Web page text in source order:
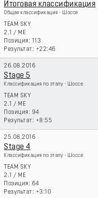
Итоговая классификация
Общая классификация - Шоссе
TEAM SKY
2.1 / ME
113
+22:46
26.08.2016
Stage 5
Классификация по этапу - Шоссе
TEAM SKY
2.1 / ME
94
+8:55
25.08.2016
Stage 4
Классификация по этапу - Шоссе
TEAM SKY
2.1 / ME
64
+3:10